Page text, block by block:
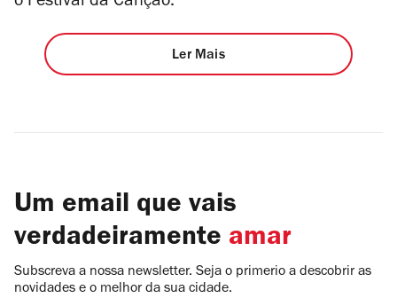
Ler Mais
Um email que vais
verdadeiramente amar
Subscreva a nossa newsletter. Seja o primerio a descobrir as
novidades e o melhor da sua cidade.